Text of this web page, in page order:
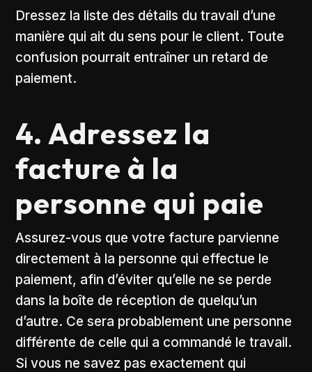
Dressez la liste des détails du travail d’une
manière qui ait du sens pour le client. Toute
confusion pourrait entraîner un retard de
paiement.
4. Adressez la
facture à la
personne qui paie
Assurez-vous que votre facture parvienne
directement à la personne qui effectue le
paiement, afin d’éviter qu’elle ne se perde
dans la boîte de réception de quelqu’un
d’autre. Ce sera probablement une personne
différente de celle qui a commandé le travail.
Si vous ne savez pas exactement qui